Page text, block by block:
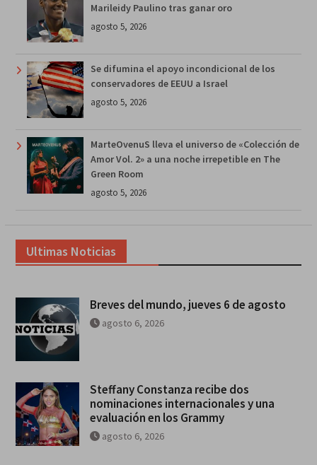
Marileidy Paulino tras ganar oro
agosto 5, 2026
Se difumina el apoyo incondicional de los
conservadores de EEUU a Israel
agosto 5, 2026
MarteOvenuS lleva el universo de «Colección de
Amor Vol. 2» a una noche irrepetible en The
Green Room
agosto 5, 2026
Ultimas Noticias
Breves del mundo, jueves 6 de agosto
agosto 6, 2026
Steffany Constanza recibe dos
nominaciones internacionales y una
evaluación en los Grammy
agosto 6, 2026